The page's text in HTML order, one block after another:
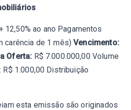
12,50% ao ano Pagamentos
carência de 1 mês)Vencimento:
Oferta: R$ 7.000.000,00 Volume
1.000,00 Distribuição
esta emissão são originados